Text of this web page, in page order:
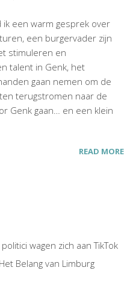
een warm gesprek over
een burgervader zijn
stimuleren en
talent in Genk, het
gaan nemen om de
terugstromen naar de
Genk gaan… en een klein
READ MORE
wagen zich aan TikTok
Belang van Limburg